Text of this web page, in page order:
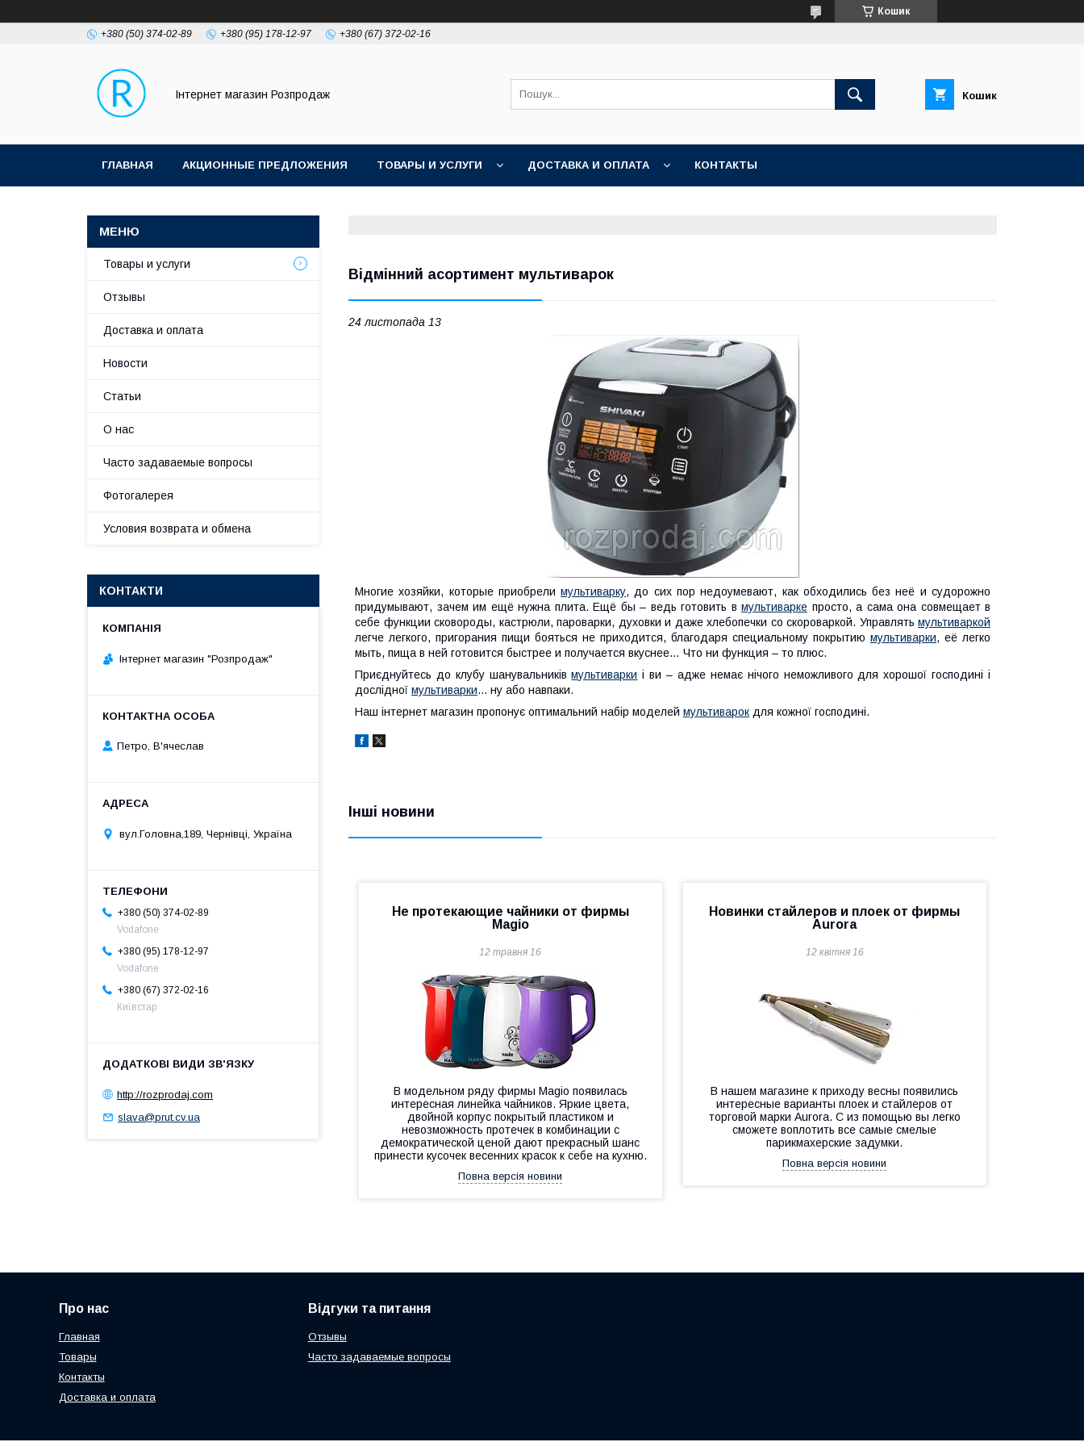
Кошик
+380 (50) 374-02-89 +380 (95) 178-12-97 +380 (67) 372-02-16
Інтернет магазин Розпродаж Кошик
ГЛАВНАЯ АКЦИОННЫЕ ПРЕДЛОЖЕНИЯ ТОВАРЫ И УСЛУГИ ДОСТАВКА И ОПЛАТА КОНТАКТЫ
Відмінний асортимент мультиварок
24 листопада 13
Многие хозяйки, которые приобрелимультиварку, до сих пор недоумевают, как обходились без неё и судорожно
придумывают, зачем им ещё нужна плита. Ещё бы – ведь готовить в мультиварке просто, а сама она совмещает в
себе функции сковороды, кастрюли, пароварки, духовки и даже хлебопечки со скороваркой. Управлять мультиваркой
легче легкого, пригорания пищи бояться не приходится, благодаря специальному покрытию мультиварки, её легко
мыть, пища в ней готовится быстрее и получается вкуснее… Что ни функция – то плюс.
Приєднуйтесь до клубу шанувальниківмультиварки і ви – адже немає нічого неможливого для хорошої господині і
дослідної мультиварки... ну або навпаки.
Наш інтернет магазин пропонує оптимальний набір моделей мультиварок для кожної господині.
Інші новини
Не протекающие чайники от фирмы
Magio
12 травня 16
В модельном ряду фирмы Magio появилась
интересная линейка чайников. Яркие цвета,
двойной корпус покрытый пластиком и
невозможность протечек в комбинации с
демократической ценой дают прекрасный шанс
принести кусочек весенних красок к себе на кухню.
Повна версія новини
Новинки стайлеров и плоек от фирмы
Aurora
12 квітня 16
В нашем магазине к приходу весны появились
интересные варианты плоек и стайлеров от
торговой марки Aurora. С из помощью вы легко
сможете воплотить все самые смелые
парикмахерские задумки.
Повна версія новини
Товары и услуги
Отзывы
Доставка и оплата
Новости
Статьи
О нас
Часто задаваемые вопросы
Фотогалерея
Условия возврата и обмена
КОНТАКТИ
Інтернет магазин "Розпродаж"
Петро, В'ячеслав
вул.Головна,189, Чернівці, Україна
+380 (50) 374-02-89
Vodafone
+380 (95) 178-12-97
Vodafone
+380 (67) 372-02-16
Київстар
http://rozprodaj.com
slava@prut.cv.ua
Про нас
Главная
Товары
Контакты
Доставка и оплата
Відгуки та питання
Отзывы
Часто задаваемые вопросы